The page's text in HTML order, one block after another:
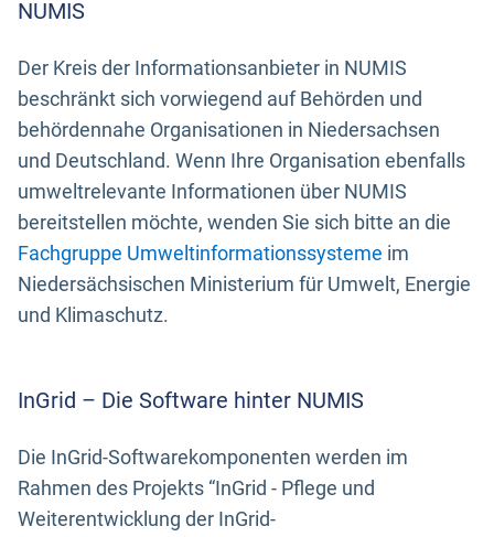
NUMIS
Der Kreis der Informationsanbieter in NUMIS
beschränkt sich vorwiegend auf Behörden und
behördennahe Organisationen in Niedersachsen
und Deutschland. Wenn Ihre Organisation ebenfalls
umweltrelevante Informationen über NUMIS
bereitstellen möchte, wenden Sie sich bitte an die
Fachgruppe Umweltinformationssysteme im
Niedersächsischen Ministerium für Umwelt, Energie
und Klimaschutz.
InGrid – Die Software hinter NUMIS
Die InGrid-Softwarekomponenten werden im
Rahmen des Projekts “InGrid - Pflege und
Weiterentwicklung der InGrid-